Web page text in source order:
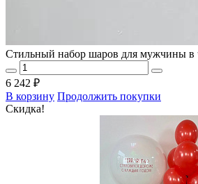
Стильный набор шаров для мужчины в
6 242 ₽
В корзину Продолжить покупки
Скидка!